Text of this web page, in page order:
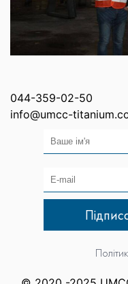
044-359-02-50
info@umcc-